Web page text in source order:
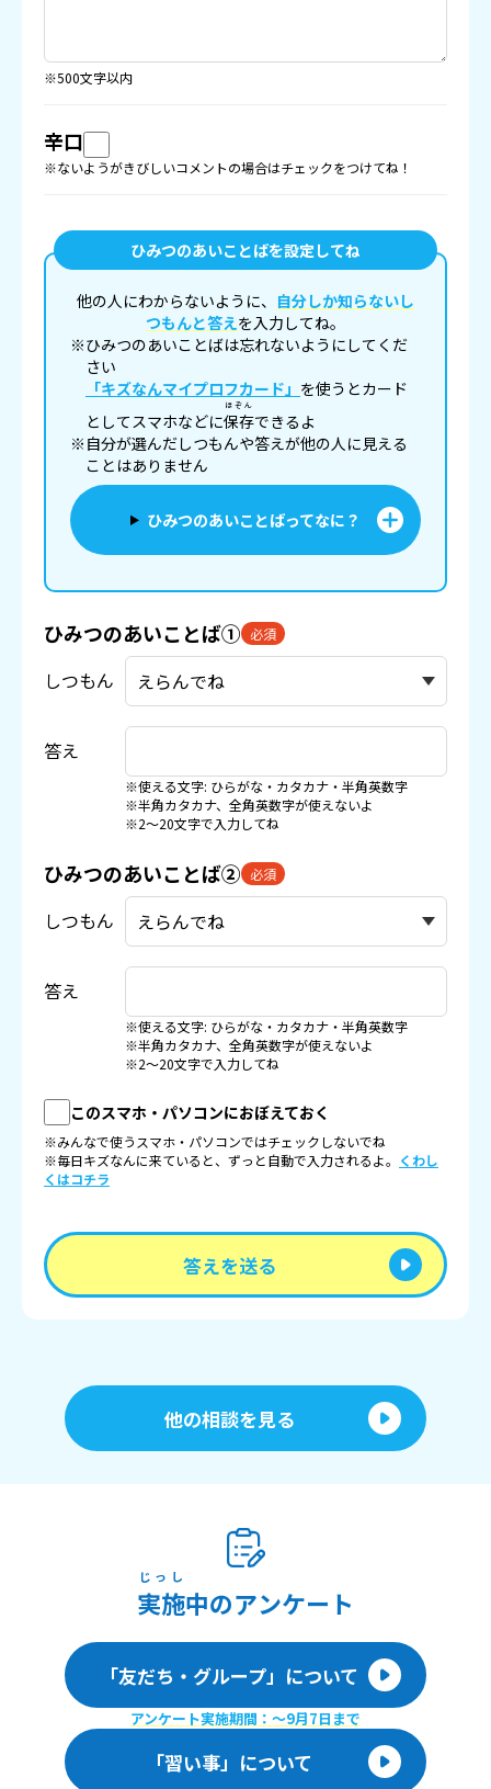
※500文字以内
辛口
※ないようがきびしいコメントの場合はチェックをつけてね！
ひみつのあいことばを設定してね
他の人にわからないように、 自分しか知らないし
つもんと答えを入力してね。
※ひみつのあいことばは忘れないようにしてくだ
さい
「キズなんマイプロフカード」 を使うとカード
としてスマホなどに保存
ほぞん
できるよ
※自分が選んだしつもんや答えが他の人に見える
ことはありません
ひみつのあいことばってなに？
ひみつのあいことば① 必須
しつもん
答え
※使える文字: ひらがな・カタカナ・半角英数字
※半角カタカナ、全角英数字が使えないよ
※2〜20文字で入力してね
ひみつのあいことば② 必須
しつもん
答え
※使える文字: ひらがな・カタカナ・半角英数字
※半角カタカナ、全角英数字が使えないよ
※2〜20文字で入力してね
このスマホ・パソコンにおぼえておく
※みんなで使うスマホ・パソコンではチェックしないでね
※毎日キズなんに来ていると、ずっと自動で入力されるよ。 くわし
くはコチラ
答えを送る
他の相談を見る
実施
じっし
中のアンケート
「友だち・グループ」について
アンケート実施期間：〜9月7日まで
「習い事」について